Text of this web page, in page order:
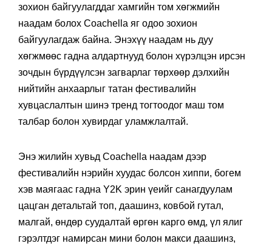
зохион байгуулагддаг хамгийн том хөгжмийн
наадам болох Coachella яг одоо зохион
байгуулагдаж байна. Энэхүү наадам нь дуу
хөгжмөөс гадна алдартнууд болон хүрэлцэн ирсэн
зочдын бүрдүүлсэн загварлаг төрхөөр дэлхийн
нийтийн анхаарлыг татан фестивалийн
хувцаслалтын шинэ тренд тогтоодог маш том
талбар болон хувирдаг уламжлалтай.
Энэ жилийн хувьд Coachella наадам дээр
фестивалийн нэрийн хуудас болсон хиппи, богем
хэв маягаас гадна Y2K эрин үеийг санагдуулам
цацган детальтай топ, даашинз, ковбой гутал,
малгай, өндөр суудалтай өргөн карго өмд, үл ялиг
гэрэлтдэг намирсан мини болон макси даашинз,